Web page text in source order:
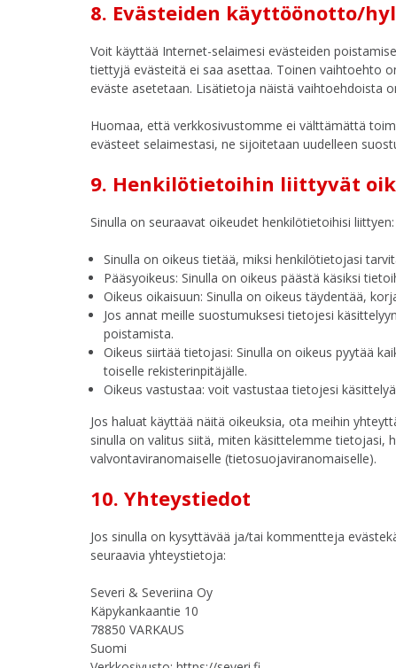
8. Evästeiden käyttöönotto/
Voit käyttää Internet-selaimesi evästeiden
tiettyjä evästeitä ei saa asettaa. Toinen vaihtoehto
eväste asetetaan. Lisätietoja näistä vaihtoehdoista
Huomaa, että verkkosivustomme ei välttämättä
evästeet selaimestasi, ne sijoitetaan uudelleen
9. Henkilötietoihin liittyvät
Sinulla on seuraavat oikeudet henkilötietoihisi liittyen:
Sinulla on oikeus tietää, miksi henkilötietojasi
Pääsyoikeus: Sinulla on oikeus päästä käsiksi
Oikeus oikaisuun: Sinulla on oikeus täydentää,
Jos annat meille suostumuksesi tietojesi
poistamista.
Oikeus siirtää tietojasi: Sinulla on oikeus pyytää
toiselle rekisterinpitäjälle.
Oikeus vastustaa: voit vastustaa tietojesi
Jos haluat käyttää näitä oikeuksia, ota meihin
sinulla on valitus siitä, miten käsittelemme tietojasi,
valvontaviranomaiselle (tietosuojaviranomaiselle).
10. Yhteystiedot
Jos sinulla on kysyttävää ja/tai kommentteja
seuraavia yhteystietoja:
Severi & Severiina Oy
Käpykankaantie 10
78850 VARKAUS
Suomi